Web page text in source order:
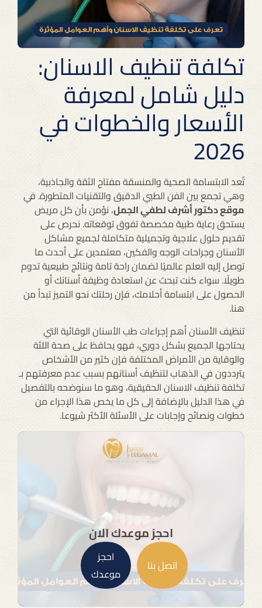
تكلفة تنظيف الاسنان:
دليل شامل لمعرفة
الأسعار والخطوات في
2026
تُعد الابتسامة الصحية والمنسقة مفتاح الثقة والجاذبية،
وهي تجمع بين الفن الطبي الدقيق والتقنيات المتطورة. في
موقع دكتور أشرف لطفي الجمل، نؤمن بأن كل مريض
يستحق رعاية طبية مخصصة تفوق توقعاته. نحرص على
تقديم حلول علاجية وتجميلية متكاملة لجميع مشاكل
الأسنان وجراحات الوجه والفكين، معتمدين على أحدث ما
توصل إليه العلم عالميًا لضمان راحة تامة ونتائج طبيعية تدوم
طويلًا. سواء كنت تبحث عن استعادة وظيفة أسنانك أو
الحصول على ابتسامة أحلامك، فإن رحلتك نحو التميز تبدأ من
هنا.
تنظيف الأسنان أهم إجراءات طب الأسنان الوقائية التي
يحتاجها الجميع بشكل دوري، فهو يحافظ على صحة اللثة
والوقاية من الأمراض المختلفة فإن كثير من الأشخاص
يترددون في الذهاب لتنظيف أسنانهم بسبب عدم معرفتهم بـ
تكلفة تنظيف الاسنان الحقيقية، وهو ما سنوضحه بالتفصيل
في هذا الدليل بالإضافة إلى كل ما يخص هذا الإجراء من
خطوات ونصائح وإجابات على الأسئلة الأكثر شيوعا.
احجز موعدك الان
اتصل بنا
احجز
موعدك